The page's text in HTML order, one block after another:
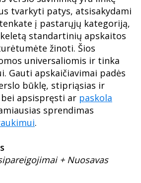
tvarkyti patys, atsisakydami
į pastarųjų kategoriją,
standartinių apskaitos
žinoti. Šios
universaliomis ir tinka
Gauti apskaičiavimai padės
būklę, stipriąsias ir
apsispręsti ar paskola
sprendimas
.
+ Nuosavas